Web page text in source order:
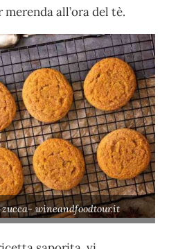
all’ora del tè.
wineandfoodtour.it